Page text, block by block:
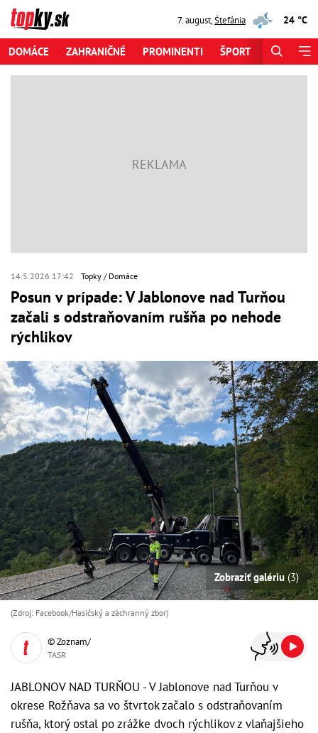
7. august,Štefánia 24 °C
DOMÁCE ZAHRANIČNÉ PROMINENTI ŠPORT
14.5.2026 17:42 Topky Domáce
Posun v prípade: V Jablonove nad Turňou
začali s odstraňovaním rušňa po nehode
rýchlikov
Zobraziť galériu (3)
(Zdroj: Facebook/Hasičský a záchranný zbor )
© Zoznam/
TASR
JABLONOV NAD TURŇOU - V Jablonove nad Turňou v
okrese Rožňava sa vo štvrtok začalo s odstraňovaním
rušňa, ktorý ostal po zrážke dvoch rýchlikov z vlaňajšieho